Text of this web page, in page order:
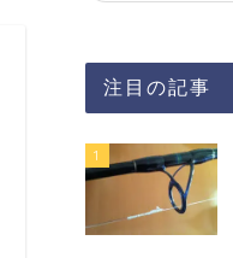
注目の記事
1